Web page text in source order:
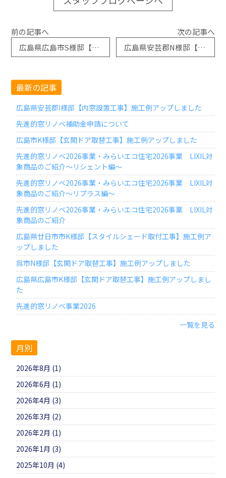
前の記事へ
広島県広島市S様邸【玄関ドア取替工事】施工例アップしました
次の記事へ
広島県安芸郡N様邸【システムバス工事】施工例アップしました
最新の記事
広島県安芸郡I様邸【内窓設置工事】施工例アップしました
先進的窓リノベ補助金申請について
広島市K様邸【玄関ドア取替工事】施工例アップしました
先進的窓リノベ2026事業・みらいエコ住宅2026事業 LIXIL対
象商品のご紹介～リシェント編～
先進的窓リノベ2026事業・みらいエコ住宅2026事業 LIXIL対
象商品のご紹介～リプラス編～
先進的窓リノベ2026事業・みらいエコ住宅2026事業 LIXIL対
象商品のご紹介
広島県廿日市市K様邸【スタイルシェード取付工事】施工例ア
ップしました
呉市N様邸【玄関ドア取替工事】施工例アップしました
広島県広島市K様邸【玄関ドア取替工事】施工例アップしまし
た
先進的窓リノベ事業2026
一覧を見る
月別
2026年8月 (1)
2026年6月 (1)
2026年4月 (3)
2026年3月 (2)
2026年2月 (1)
2026年1月 (3)
2025年10月 (4)